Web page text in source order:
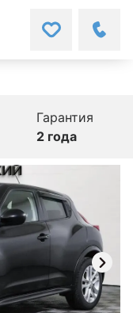
Гарантия
2 года